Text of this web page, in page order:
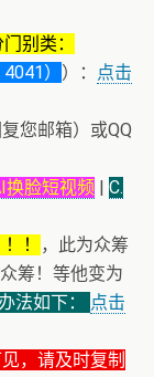
别类：
） ）：
点击
您邮箱）或QQ
换脸短视频 | C.
！
，此为众筹
筹！等他变为
法如下：
点击
，请及时复制